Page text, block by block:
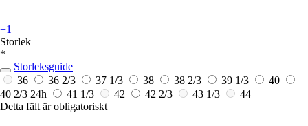
+1
Storlek
*
Storleksguide
36
36 2/3 37 1/3 38 38 2/3 39 1/3
40
40 2/3 24h 41 1/3 42 42 2/3 43 1/3
44
Detta fält är obligatoriskt